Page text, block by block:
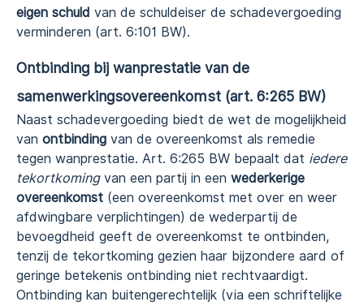
eigen schuld van de schuldeiser de schadevergoeding
verminderen (art. 6:101 BW).
Ontbinding bij wanprestatie van de
samenwerkingsovereenkomst (art. 6:265 BW)
Naast schadevergoeding biedt de wet de mogelijkheid
van ontbinding van de overeenkomst als remedie
tegen wanprestatie. Art. 6:265 BW bepaalt dat iedere
tekortkomingvan een partij in een wederkerige
overeenkomst (een overeenkomst met over en weer
afdwingbare verplichtingen) de wederpartij de
bevoegdheid geeft de overeenkomst te ontbinden,
tenzij de tekortkoming gezien haar bijzondere aard of
geringe betekenis ontbinding niet rechtvaardigt.
Ontbinding kan buitengerechtelijk (via een schriftelijke